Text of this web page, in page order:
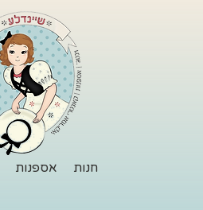
חנות אספנות